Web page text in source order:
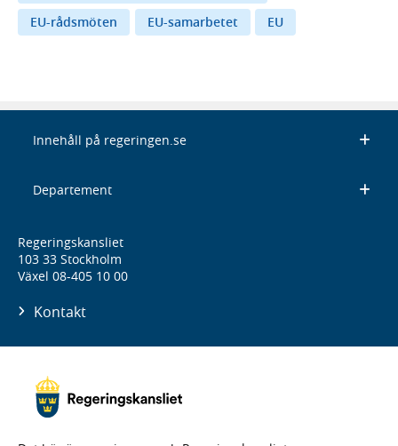
EU-rådsmöten
EU-samarbetet EU
Innehåll på regeringen.se
Departement
Regeringskansliet
103 33 Stockholm
Växel 08-405 10 00
Kontakt